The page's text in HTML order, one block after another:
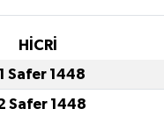
HİCRİ
Safer 1448
Safer 1448